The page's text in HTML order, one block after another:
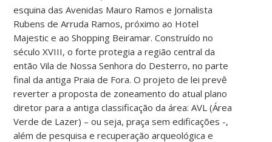
esquina das Avenidas Mauro Ramos e Jornalista
Rubens de Arruda Ramos, próximo ao Hotel
Majestic e ao Shopping Beiramar. Construído no
século XVIII, o forte protegia a região central da
então Vila de Nossa Senhora do Desterro, no parte
final da antiga Praia de Fora. O projeto de lei prevê
reverter a proposta de zoneamento do atual plano
diretor para a antiga classificação da área: AVL (Área
Verde de Lazer) – ou seja, praça sem edificações -,
além de pesquisa e recuperação arqueológica e